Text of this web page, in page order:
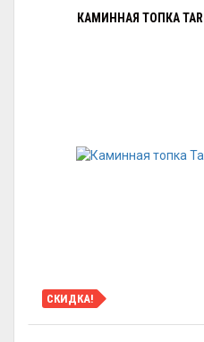
КАМИННАЯ ТОПКА
СКИДКА!